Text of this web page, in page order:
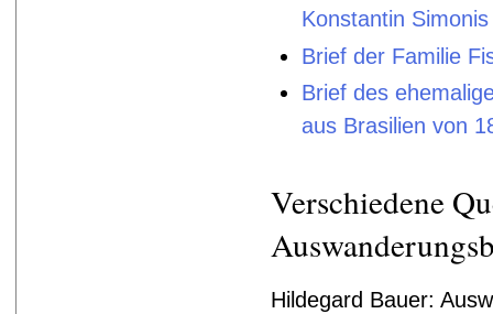
Konstantin
Brief der Familie
Brief des
aus Brasilien von
Verschiedene
Hildegard Bauer: